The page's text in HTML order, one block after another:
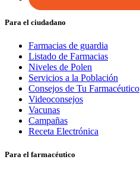
Para el ciudadano
Farmacias de guardia
Listado de Farmacias
Niveles de Polen
Servicios a la Población
Consejos de Tu Farmacéutico
Videoconsejos
Vacunas
Campañas
Receta Electrónica
Para el farmacéutico